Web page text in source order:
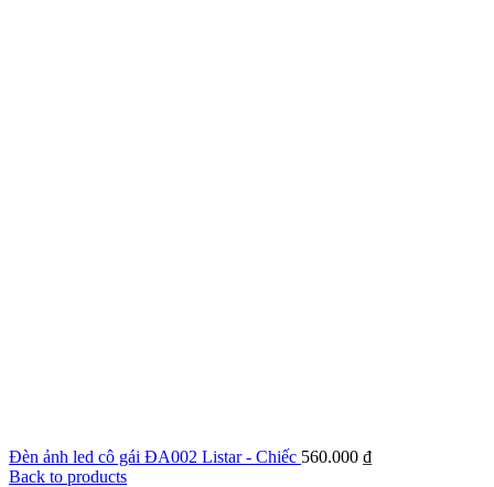
Đèn ảnh led cô gái ĐA002 Listar - Chiếc 560.000 ₫
Back to products